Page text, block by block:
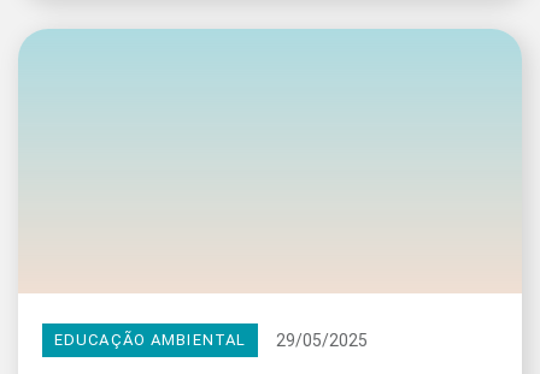
EDUCAÇÃO AMBIENTAL 29/05/2025